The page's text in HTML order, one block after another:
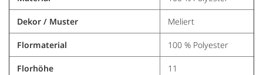
Dekor / Muster Meliert
Flormaterial 100 % Polyester
Florhöhe 11